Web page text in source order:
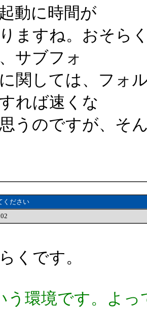
動に時間が
ますね。おそら
サブフォ
関しては、フォ
れば速くな
うのですが、そ
ください
くです。
う環境です。よ